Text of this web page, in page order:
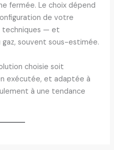
fermée. Le choix dépend
de votre
techniques — et
souvent sous-estimée.
choisie soit
exécutée, et adaptée à
à une tendance